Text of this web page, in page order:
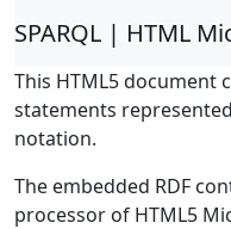
SPARQL | HTML
This HTML5 document
statements
notation.
The embedded RDF
processor of HTML5